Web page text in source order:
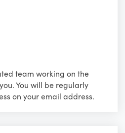
team working on the
You will be regularly
on your email address.